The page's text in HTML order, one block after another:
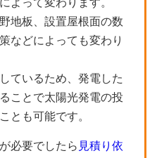
よって変わります。
地板、設置屋根面の数
などによっても変わり
ているため、発電した
ことで太陽光発電の投
とも可能です。
必要でしたら 見積り依